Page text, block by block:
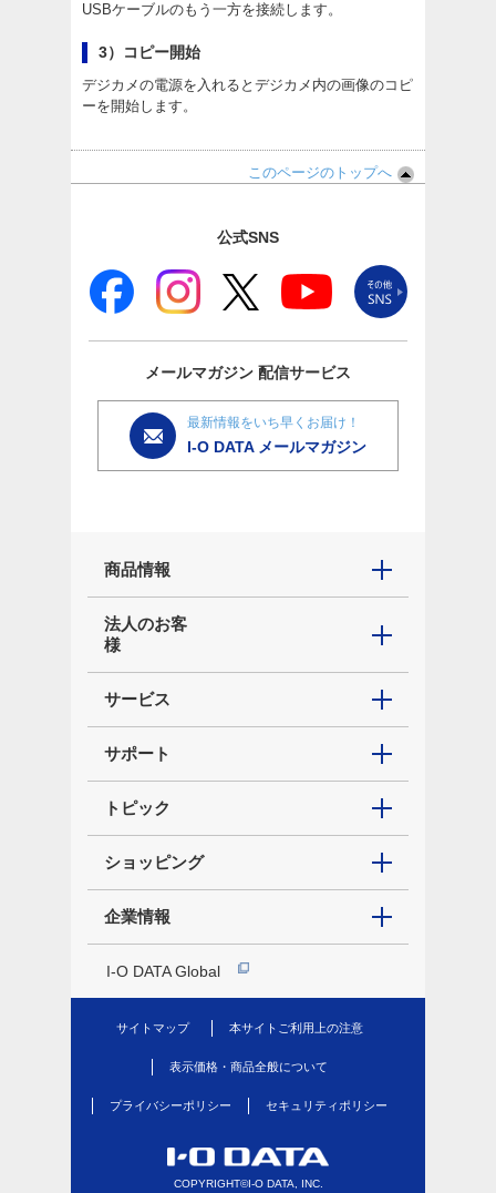
USBケーブルのもう一方を接続します。
3）コピー開始
デジカメの電源を入れるとデジカメ内の画像のコピ
ーを開始します。
このページのトップへ
公式SNS
メールマガジン 配信サービス
最新情報をいち早くお届け！
I-O DATA メールマガジン
商品情報
法人のお客
様
サービス
サポート
トピック
ショッピング
企業情報
I-O DATA Global
サイトマップ 本サイトご利用上の注意
表示価格・商品全般について
プライバシーポリシー セキュリティポリシー
COPYRIGHT©I-O DATA, INC.